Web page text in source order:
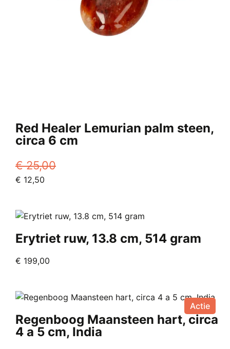
Red Healer Lemurian palm steen,
circa 6 cm
€25,00
Oorspronkelijke
€ 25,00.
€ 12,50
€ 12,50.
Erytriet ruw, 13.8 cm, 514 gram
€ 199,00
Actie
Regenboog Maansteen hart, circa
4 a 5 cm, India